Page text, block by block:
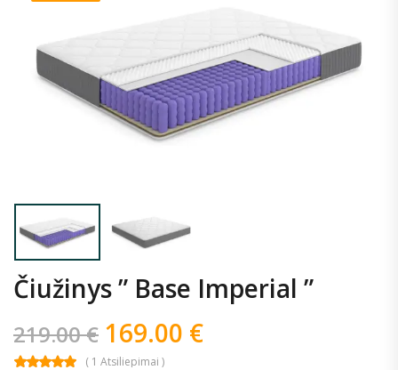
Čiužinys ” Base Imperial ”
219.00€ 169.00 €
( 1 Atsiliepimai )